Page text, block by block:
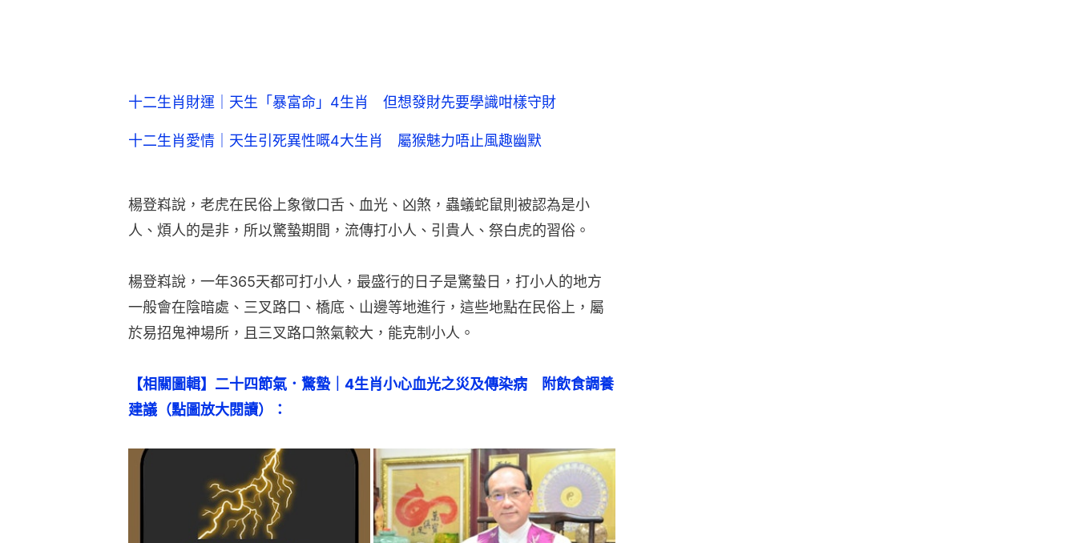
十二生肖財運｜天生「暴富命」4生肖 但想發財先要學識咁樣守財
十二生肖愛情｜天生引死異性嘅4大生肖 屬猴魅力唔止風趣幽默
楊登嵙說，老虎在民俗上象徵口舌、血光、凶煞，蟲蟻蛇鼠則被認為是小
人、煩人的是非，所以驚蟄期間，流傳打小人、引貴人、祭白虎的習俗。
楊登嵙說，一年365天都可打小人，最盛行的日子是驚蟄日，打小人的地方
一般會在陰暗處、三叉路口、橋底、山邊等地進行，這些地點在民俗上，屬
於易招鬼神場所，且三叉路口煞氣較大，能克制小人。
【相關圖輯】二十四節氣．驚蟄｜4生肖小心血光之災及傳染病　附飲食調養
建議（點圖放大閱讀）：